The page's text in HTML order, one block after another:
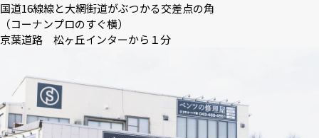
国道16線線と大網街道がぶつかる交差点の角
（コーナンプロのすぐ横）
京葉道路 松ヶ丘インターから１分